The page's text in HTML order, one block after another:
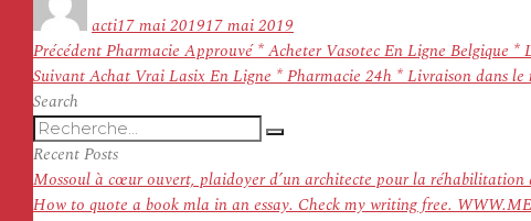
actile
17 mai 201917 mai 2019
Navigation
de
l’article
PrécédentArticle
précédent :
Pharmacie Approuvé * Acheter Vasotec En Ligne Belgique *
SuivantArticle
Achat Vrai Lasix En Ligne * Pharmacie 24h * Livraison dans le
Search
Recherche
pour
:
Recherche
Recent Posts
Mossoul à cœur ouvert, plaidoyer d’un architecte pour la réhabilitation
How to quote a book mla in an essay. Check my writing free.